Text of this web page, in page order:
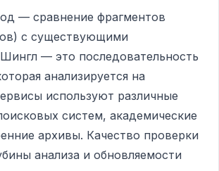
— сравнение фрагментов
с существующими
— это последовательность
анализируется на
используют различные
систем, академические
архивы. Качество проверки
анализа и обновляемости